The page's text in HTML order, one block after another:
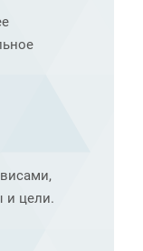
и цели.